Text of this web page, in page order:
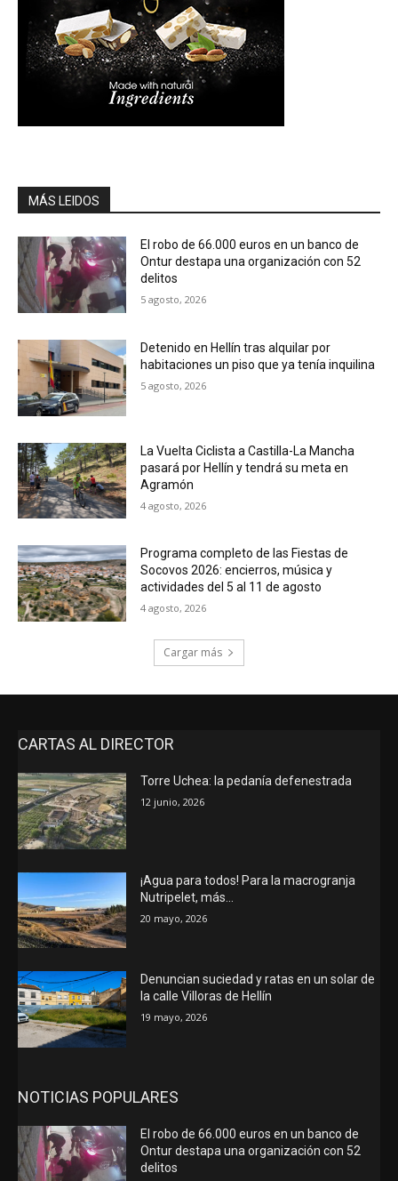
MÁS LEIDOS
El robo de 66.000 euros en un banco de
Ontur destapa una organización con 52
delitos
5 agosto, 2026
Detenido en Hellín tras alquilar por
habitaciones un piso que ya tenía inquilina
5 agosto, 2026
La Vuelta Ciclista a Castilla-La Mancha
pasará por Hellín y tendrá su meta en
Agramón
4 agosto, 2026
Programa completo de las Fiestas de
Socovos 2026: encierros, música y
actividades del 5 al 11 de agosto
4 agosto, 2026
Cargar más
CARTAS AL DIRECTOR
Torre Uchea: la pedanía defenestrada
12 junio, 2026
¡Agua para todos! Para la macrogranja
Nutripelet, más…
20 mayo, 2026
Denuncian suciedad y ratas en un solar de
la calle Villoras de Hellín
19 mayo, 2026
NOTICIAS POPULARES
El robo de 66.000 euros en un banco de
Ontur destapa una organización con 52
delitos